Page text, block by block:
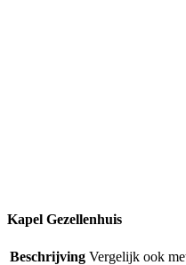
Kapel Gezellenhuis
Beschrijving Vergelijk ook